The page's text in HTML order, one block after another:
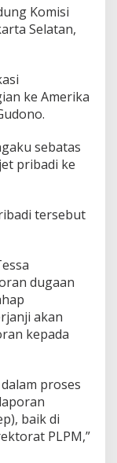
Komisi
Selatan,
ke Amerika
sebatas
pribadi ke
tersebut
dugaan
akan
kepada
proses
baik di
PLPM,”